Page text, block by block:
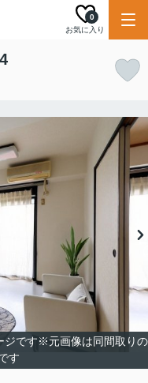
お気に入り
0
ジです※元画像は同間取りの
す